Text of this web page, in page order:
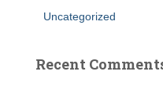
Uncategorized
Recent